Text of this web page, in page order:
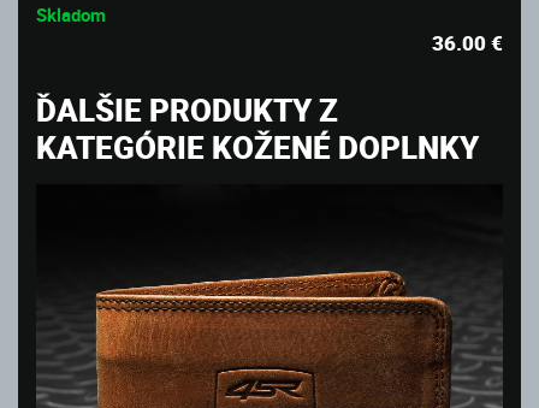
Skladom
36.00€
ĎALŠIE PRODUKTY Z
KATEGÓRIE KOŽENÉ DOPLNKY